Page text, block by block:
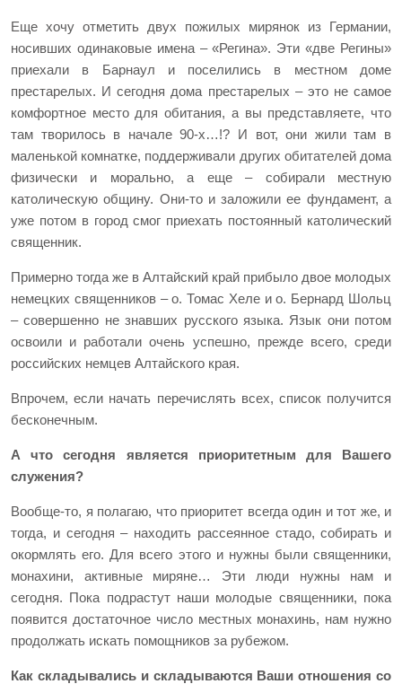
Еще хочу отметить двух пожилых мирянок из Германии,
носивших одинаковые имена – «Регина». Эти «две Регины»
приехали в Барнаул и поселились в местном доме
престарелых. И сегодня дома престарелых – это не самое
комфортное место для обитания, а вы представляете, что
там творилось в начале 90-х…!? И вот, они жили там в
маленькой комнатке, поддерживали других обитателей дома
физически и морально, а еще – собирали местную
католическую общину. Они-то и заложили ее фундамент, а
уже потом в город смог приехать постоянный католический
священник.
Примерно тогда же в Алтайский край прибыло двое молодых
немецких священников – о. Томас Хеле и о. Бернард Шольц
– совершенно не знавших русского языка. Язык они потом
освоили и работали очень успешно, прежде всего, среди
российских немцев Алтайского края.
Впрочем, если начать перечислять всех, список получится
бесконечным.
А что сегодня является приоритетным для Вашего
служения?
Вообще-то, я полагаю, что приоритет всегда один и тот же, и
тогда, и сегодня – находить рассеянное стадо, собирать и
окормлять его. Для всего этого и нужны были священники,
монахини, активные миряне… Эти люди нужны нам и
сегодня. Пока подрастут наши молодые священники, пока
появится достаточное число местных монахинь, нам нужно
продолжать искать помощников за рубежом.
Как складывались и складываются Ваши отношения со